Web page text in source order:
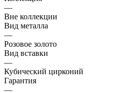
—
Вне коллекции
Вид металла
—
Розовое золото
Вид вставки
—
Кубический цирконий
Гарантия
—